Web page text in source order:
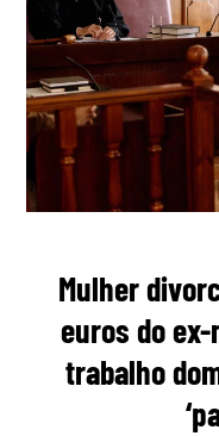
Mulher
euros do ex-
trabalho